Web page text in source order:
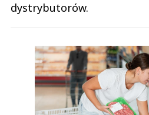
dystrybutorów.